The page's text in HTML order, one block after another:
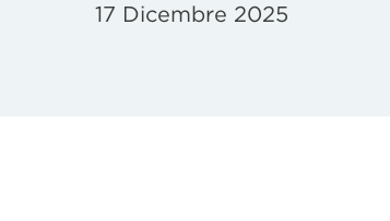
17 Dicembre 2025